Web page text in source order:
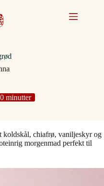
minutter
koldskål, chiafrø, vaniljeskyr og
morgenmad perfekt til